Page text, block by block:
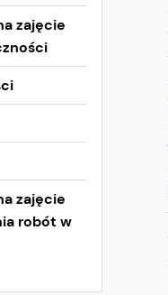
zajęcie
zajęcie
robót w